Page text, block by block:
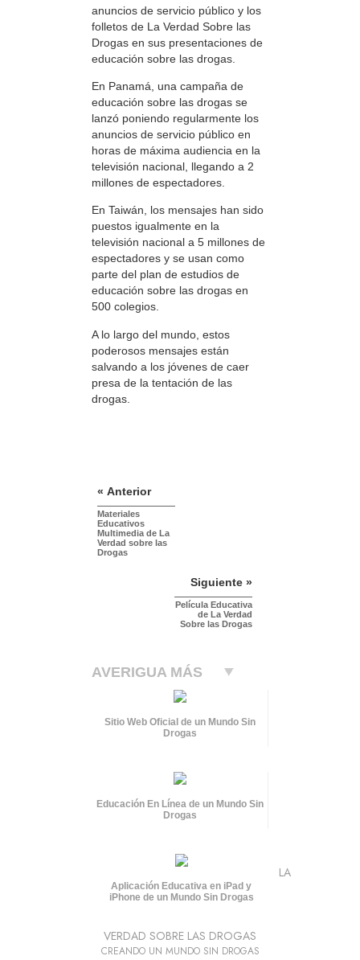
anuncios de servicio público y los
folletos de La Verdad Sobre las
Drogas en sus presentaciones de
educación sobre las drogas.
En Panamá, una campaña de
educación sobre las drogas se
lanzó poniendo regularmente los
anuncios de servicio público en
horas de máxima audiencia en la
televisión nacional, llegando a 2
millones de espectadores.
En Taiwán, los mensajes han sido
puestos igualmente en la
televisión nacional a 5 millones de
espectadores y se usan como
parte del plan de estudios de
educación sobre las drogas en
500 colegios.
A lo largo del mundo, estos
poderosos mensajes están
salvando a los jóvenes de caer
presa de la tentación de las
drogas.
« Anterior
Materiales
Educativos
Multimedia de La
Verdad sobre las
Drogas
Siguiente »
Película Educativa
de La Verdad
Sobre las Drogas
AVERIGUA MÁS
Sitio Web Oficial de un Mundo Sin
Drogas
Educación En Línea de un Mundo Sin
Drogas
Aplicación Educativa en iPad y
iPhone de un Mundo Sin Drogas
LA
VERDAD SOBRE LAS DROGAS
CREANDO UN MUNDO SIN DROGAS